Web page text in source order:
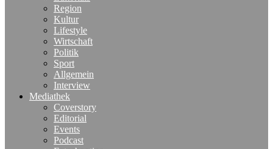
Region
Kultur
Lifestyle
Wirtschaft
Politik
Sport
Allgemein
Interview
Mediathek
Coverstory
Editorial
Events
Podcast